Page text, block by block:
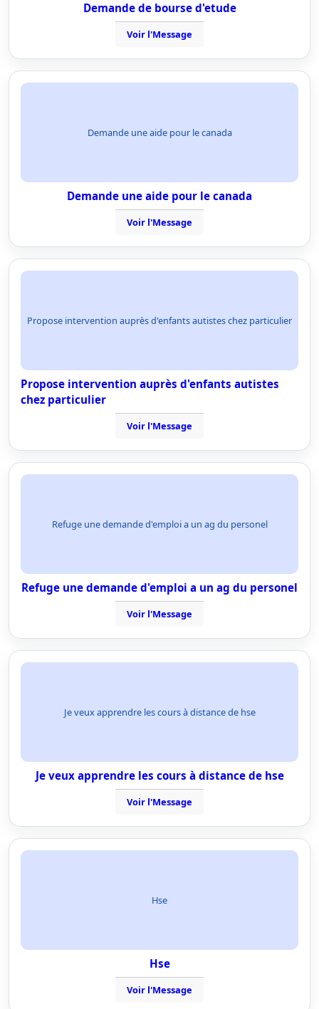
Demande de bourse d'etude
Voir l'Message
Demande une aide pour le canada
Demande une aide pour le canada
Voir l'Message
Propose intervention auprès d'enfants autistes chez particulier
Propose intervention auprès d'enfants autistes
chez particulier
Voir l'Message
Refuge une demande d'emploi a un ag du personel
Refuge une demande d'emploi a un ag du personel
Voir l'Message
Je veux apprendre les cours à distance de hse
Je veux apprendre les cours à distance de hse
Voir l'Message
Hse
Hse
Voir l'Message